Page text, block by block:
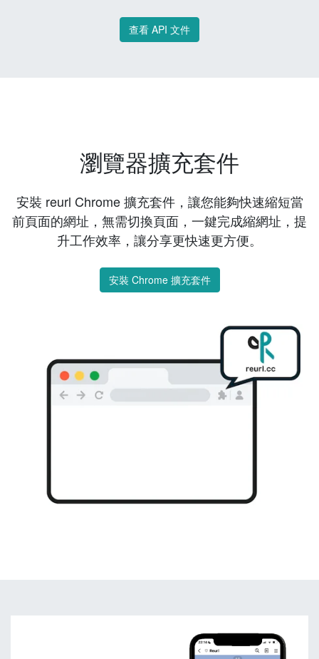
查看 API 文件
瀏覽器擴充套件
安裝 reurl Chrome 擴充套件，讓您能夠快速縮短當
前頁面的網址，無需切換頁面，一鍵完成縮網址，提
升工作效率，讓分享更快速更方便。
安裝 Chrome 擴充套件